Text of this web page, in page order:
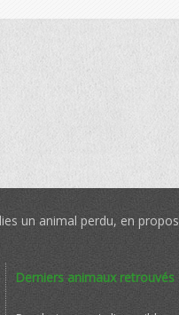
un animal perdu, en
Derniers animaux retrouvés